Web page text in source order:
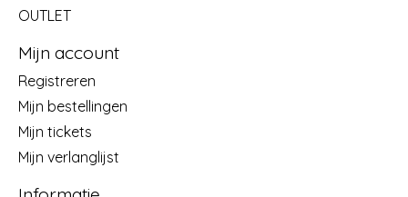
OUTLET
Mijn account
Registreren
Mijn bestellingen
Mijn tickets
Mijn verlanglijst